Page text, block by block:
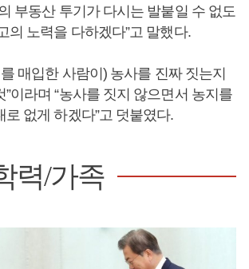
부동산 투기가 다시는 발붙일 수 없도
의 노력을 다하겠다”고 말했다.
매입한 사람이) 농사를 진짜 짓는지
이라며 “농사를 짓지 않으면서 농지를
로 없게 하겠다”고 덧붙였다.
력/가족